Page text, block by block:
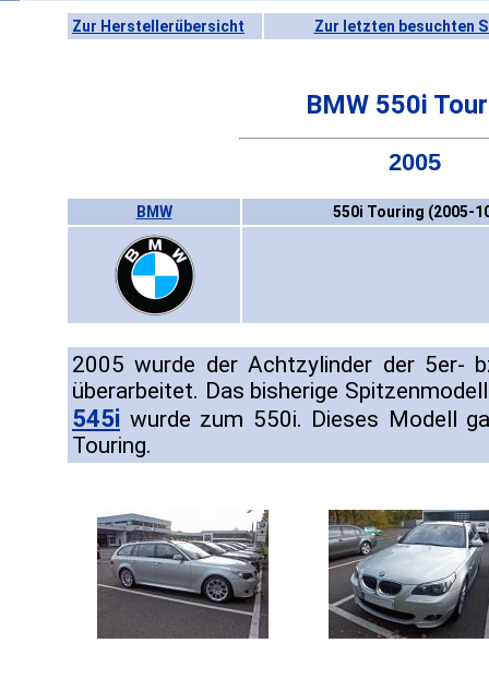
Zur Herstellerübersicht Zur letzten besuchten
BMW 550i
2005
BMW 550i Touring (2005-
2005 wurde der Achtzylinder der 5er-
überarbeitet. Das bisherige
545i wurde zum 550i. Dieses Modell
Touring.